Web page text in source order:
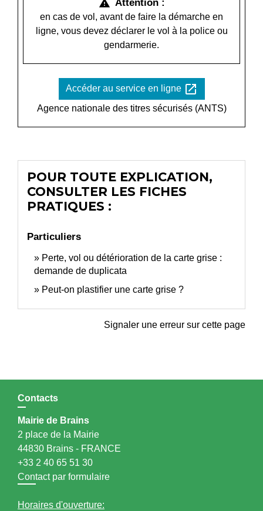
warning Attention :
en cas de vol, avant de faire la démarche en
ligne, vous devez déclarer le vol à la police ou
gendarmerie.
Accéder au service en ligne open_in_new
Agence nationale des titres sécurisés (ANTS)
POUR TOUTE EXPLICATION,
CONSULTER LES FICHES
PRATIQUES :
Particuliers
Perte, vol ou détérioration de la carte grise :
demande de duplicata
Peut-on plastifier une carte grise ?
Signaler une erreur sur cette page
Contacts
Mairie de Brains
2 place de la Mairie
44830 Brains - FRANCE
+33 2 40 65 51 30
Contact par formulaire
Horaires d'ouverture: